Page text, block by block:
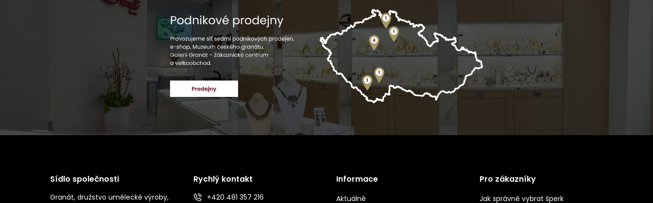
Sídlo společnosti
Granát, družstvo umělecké výroby,
Rychlý kontakt
+420 481 357 216
Informace
Aktuálně
Pro zákazníky
Jak správně vybrat šperk